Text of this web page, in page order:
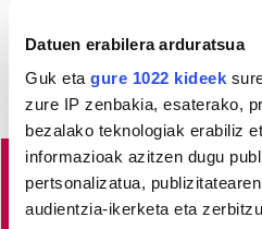
Datuen erabilera arduratsua
Guk eta gure 1022 kideek
zure IP zenbakia, esaterako,
bezalako teknologiak erabiliz
informazioak azitzen dugu
pertsonalizatua,
audientzia-ikerketa eta
Busturialdekoalbisteak